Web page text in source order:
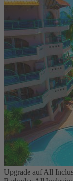
Upgrade auf All